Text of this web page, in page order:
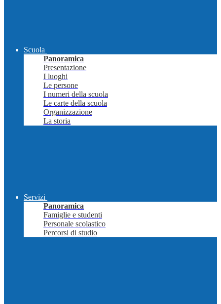
Scuola
Panoramica
Presentazione
I luoghi
Le persone
I numeri della scuola
Le carte della scuola
Organizzazione
La storia
Servizi
Panoramica
Famiglie e studenti
Personale scolastico
Percorsi di studio